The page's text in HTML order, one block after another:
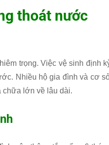
thoát nước
trọng. Việc vệ sinh định
Nhiều hộ gia đình và cơ
chữa lớn về lâu dài.